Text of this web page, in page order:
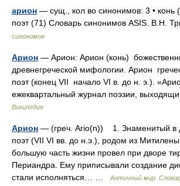
арион — сущ., кол во синонимов: 3 • конь
поэт (71) Словарь синонимов ASIS. В.Н.
синонимов
Арион — Арион: Арион (конь)
древнегреческой мифологии. Арион
поэт (конец VII начало VI в. до н. э.).
ежеквартальный журнал поэзии,
Википедия
Арион — (греч. Ario(n)) 1. Знаменитый в
поэт (VII VI вв. до н.э.), родом из
большую часть жизни провел при дворе
Периандра. Ему приписывали создание
стали исполняться… …
Античный мир.